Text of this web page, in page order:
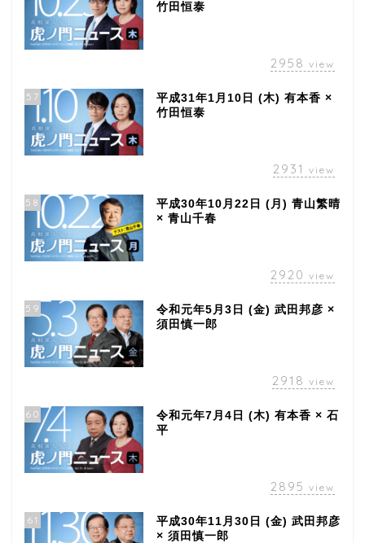
竹田恒泰
2958 view
57
平成31年1月10日 (木) 有本香 ×
竹田恒泰
2931 view
58
平成30年10月22日 (月) 青山繁晴
× 青山千春
2920 view
59
令和元年5月3日 (金) 武田邦彦 ×
須田慎一郎
2918 view
60
令和元年7月4日 (木) 有本香 × 石
平
2895 view
61
平成30年11月30日 (金) 武田邦彦
× 須田慎一郎